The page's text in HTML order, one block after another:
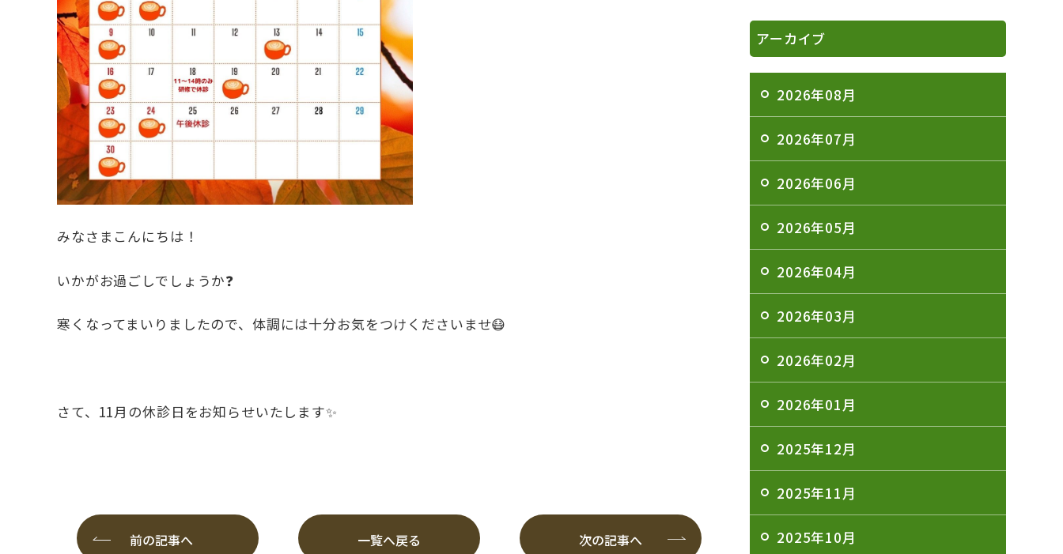
みなさまこんにちは！
いかがお過ごしでしょうか❓
寒くなってまいりましたので、体調には十分お気をつけくださいませ😷
さて、11月の休診日をお知らせいたします✨
前の記事へ 一覧へ戻る 次の記事へ
アーカイブ
2026年08月
2026年07月
2026年06月
2026年05月
2026年04月
2026年03月
2026年02月
2026年01月
2025年12月
2025年11月
2025年10月